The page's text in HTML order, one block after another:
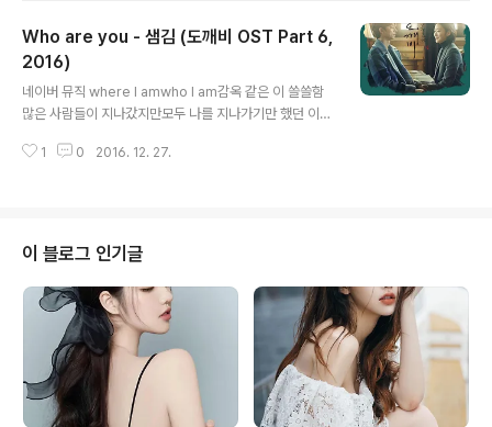
는 나 매일 같은 퀴즈 반복되는 게임 난 항상 술래 머리를
새로 했나 오 손톱이 바뀌었을까 오 감이 오질 않아 니가 듣
고 싶은 말 그 듣고 싶은 말 정말 힌트도 없는지 너 정말 이
쁘다 이쁘다 이쁘다니까 왜 내 말 믿지 않는 건데 왜 말하고
나론 널 표현 하긴 부족하잖아 baby 내 맘이라도 꺼내줘
Who are you - 샘김 (도깨비 OST Part 6,
2016)
네이버 뮤직 where I amwho I am감옥 같은 이 쓸쓸함
많은 사람들이 지나갔지만모두 나를 지나가기만 했던 이
는 기쁨미친 듯 세상을 뒤집어 찾던꿈에서조차 움켜쥐고
가 져도잊지 않을게너의 말투 표정 하나까지담아갈게 흐린
하늘 멈춘 구름왜 모든 게 두려울까너와 있는 시간이 느려
지고자꾸 멀어질 니 손을 붙잡고 있어I beg for life 내가
꼭 찾아낼게내가 널 알아볼게니가 있는 곳 어디든모습이
어떻든꼭 알아볼게 내가 꼭 기억할게내가 널 바라볼게니가
없는 곳에서..
1 0 2016. 12. 27.
이 블로그 인기글